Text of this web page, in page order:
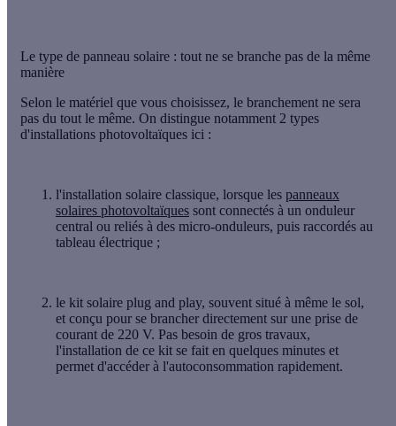
Le type de panneau solaire : tout ne se branche pas de la même
manière
Selon le matériel que vous choisissez, le branchement ne sera
pas du tout le même. On distingue notamment 2 types
d'installations photovoltaïques ici :
l'installation solaire classique, lorsque les panneaux
solaires photovoltaïques sont connectés à un onduleur
central ou reliés à des micro-onduleurs, puis raccordés au
tableau électrique ;
le kit solaire plug and play, souvent situé à même le sol,
et conçu pour se brancher directement sur une prise de
courant de 220 V. Pas besoin de gros travaux,
l'installation de ce kit se fait en quelques minutes et
permet d'accéder à l'autoconsommation rapidement.